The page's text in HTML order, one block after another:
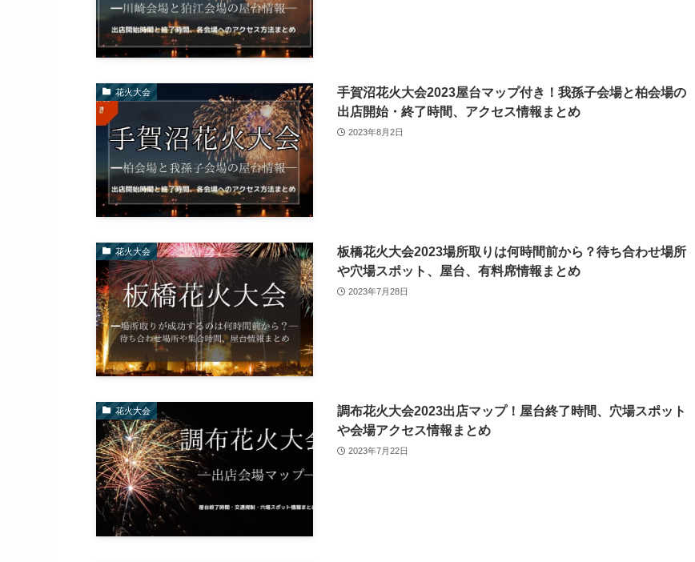
花火大会
手賀沼花火大会2023屋台マップ付き！我孫子会場と柏会場の
出店開始・終了時間、アクセス情報まとめ
2023年8月2日
花火大会
板橋花火大会2023場所取りは何時間前から？待ち合わせ場所
や穴場スポット、屋台、有料席情報まとめ
2023年7月28日
花火大会
調布花火大会2023出店マップ！屋台終了時間、穴場スポット
や会場アクセス情報まとめ
2023年7月22日